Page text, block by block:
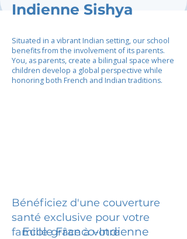
Indienne Sishya
Situated in a vibrant Indian setting, our school
benefits from the involvement of its parents.
You, as parents, create a bilingual space where
children develop a global perspective while
honoring both French and Indian traditions.
Bénéficiez d'une couverture
santé exclusive pour votre
famille grâce à votre
Ecole Franco-Indienne